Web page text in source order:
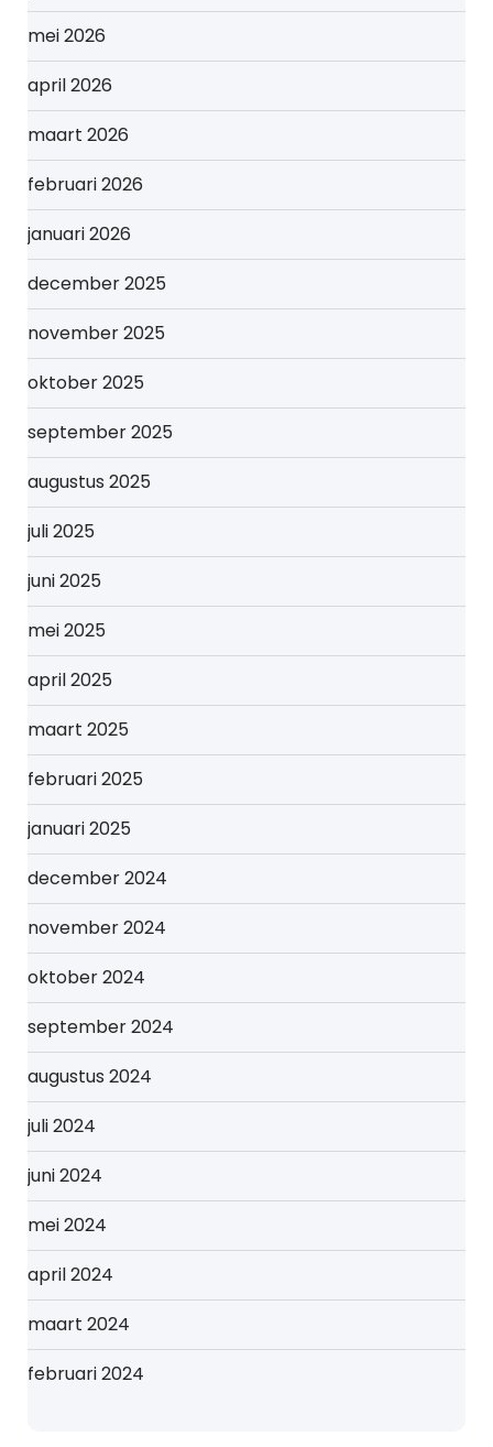
mei 2026
april 2026
maart 2026
februari 2026
januari 2026
december 2025
november 2025
oktober 2025
september 2025
augustus 2025
juli 2025
juni 2025
mei 2025
april 2025
maart 2025
februari 2025
januari 2025
december 2024
november 2024
oktober 2024
september 2024
augustus 2024
juli 2024
juni 2024
mei 2024
april 2024
maart 2024
februari 2024